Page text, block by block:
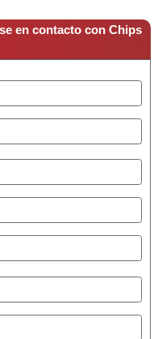
en contacto con Chips